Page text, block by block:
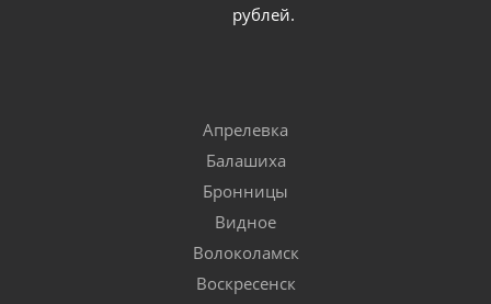
рублей.
Апрелевка
Балашиха
Бронницы
Видное
Волоколамск
Воскресенск